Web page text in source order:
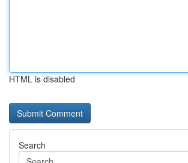
HTML is disabled
Search